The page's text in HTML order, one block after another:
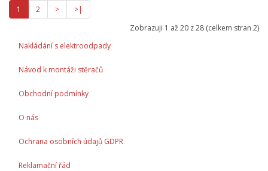
1 2 >
>|
Zobrazuji 1 až 20 z 28 (celkem stran 2)
Nakládání s elektroodpady
Návod k montáži stěračů
Obchodní podmínky
O nás
Ochrana osobních údajů GDPR
Reklamační řád